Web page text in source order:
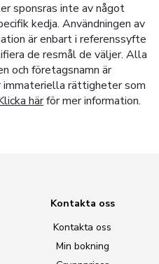
sponsras inte av något
kedja. Användningen av
är enbart i referenssyfte
de resmål de väljer. Alla
och företagsnamn är
immateriella rättigheter som
härför mer information.
Kontakta oss
Kontakta oss
Min bokning